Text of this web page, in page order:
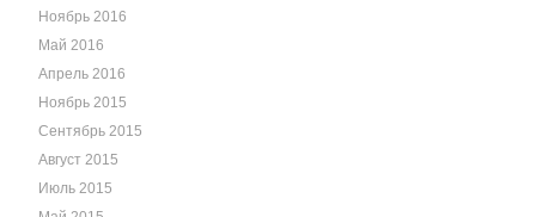
Ноябрь 2016
Май 2016
Апрель 2016
Ноябрь 2015
Сентябрь 2015
Август 2015
Июль 2015